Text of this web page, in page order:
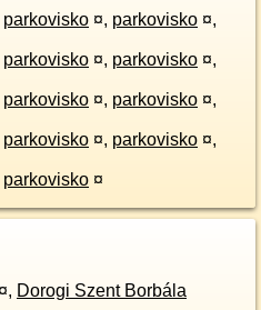
parkovisko ¤, parkovisko ¤,
parkovisko ¤, parkovisko ¤,
parkovisko ¤, parkovisko ¤,
parkovisko ¤, parkovisko ¤,
parkovisko ¤
¤, Dorogi Szent Borbála